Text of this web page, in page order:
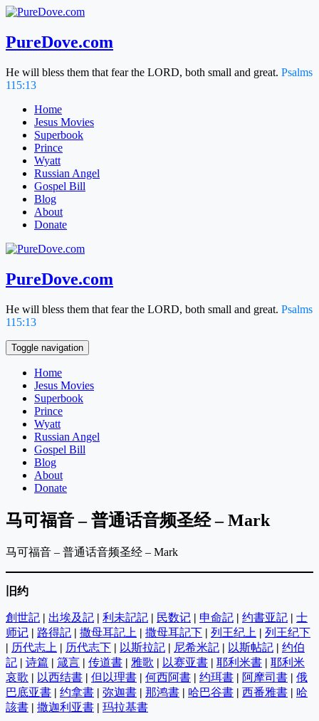
Skip
content
PureDove.com
He will bless them that fear the LORD, both small and great. Psalms
115:13
Home
Jesus Movies
Superbook
Prince
Wyatt
Russian Angel
Gospel Bill
Blog
About
Donate
PureDove.com
He will bless them that fear the LORD, both small and great. Psalms
115:13
Toggle navigation
Home
Jesus Movies
Superbook
Prince
Wyatt
Russian Angel
Gospel Bill
Blog
About
Donate
马可福音 – 普通话音频圣经 – Mark
马可福音 – 普通话音频圣经 – Mark
旧约
創世記 | 出埃及記 | 利未記記 | 民数记 | 申命記 | 约書亚記 | 士
师记 | 路得記 | 撒母耳記上 | 撒母耳記下 | 列王纪上 | 列王纪下
| 历代志上 | 历代志下 | 以斯拉記 | 尼希米記 | 以斯帖記 | 约伯
記 | 诗篇 | 箴言 | 传道書 | 雅歌 | 以赛亚書 | 耶利米書 | 耶利米
哀歌 | 以西结書 | 但以理書 | 何西阿書 | 约珥書 | 阿摩司書 | 俄
巴底亚書 | 约拿書 | 弥迦書 | 那鸿書 | 哈巴谷書 | 西番雅書 | 哈
該書 | 撒迦利亚書 | 玛拉基書